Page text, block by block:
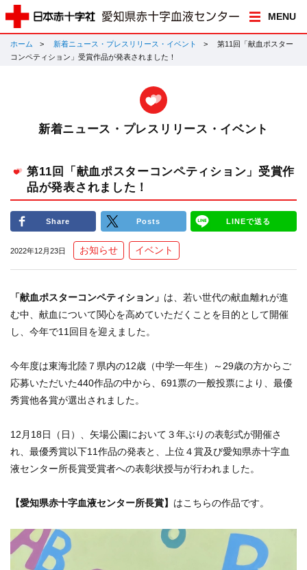
MENU
ホーム 新着ニュース・プレスリリース・イベント
第11回「献血ポスター
コンペティション」受賞作品が発表されました！
新着ニュース・プレスリリース・イベント
第11回「献血ポスターコンペティション」受賞作
品が発表されました！
Share Posts LINEで送る
2022年12月23日 お知らせ イベント
「献血ポスターコンペティション」 は、若い世代の献血離れが進
む中、献血について関心を高めていただくことを目的として開催
し、今年で11回目を迎えました。
今年度は東海北陸７県内の12歳（中学一年生）～29歳の方からご
応募いただいた440作品の中から、691票の一般投票により、最優
秀賞他各賞が選出されました。
12月18日（日）、矢場公園において３年ぶりの表彰式が開催さ
れ、最優秀賞以下11作品の発表と、上位４賞及び愛知県赤十字血
液センター所長賞受賞者への表彰状授与が行われました。
【愛知県赤十字血液センター所長賞】 はこちらの作品です。